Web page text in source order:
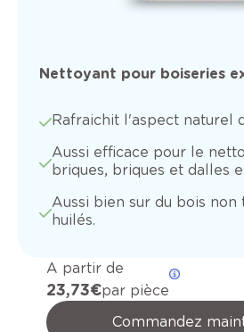
Nettoyant pour boiseries
Rafraichit l'aspect naturel
Aussi efficace pour le
briques, briques et dalles
Aussi bien sur du bois non
huilés.
A partir de
23,73 €par pièce
Commandez